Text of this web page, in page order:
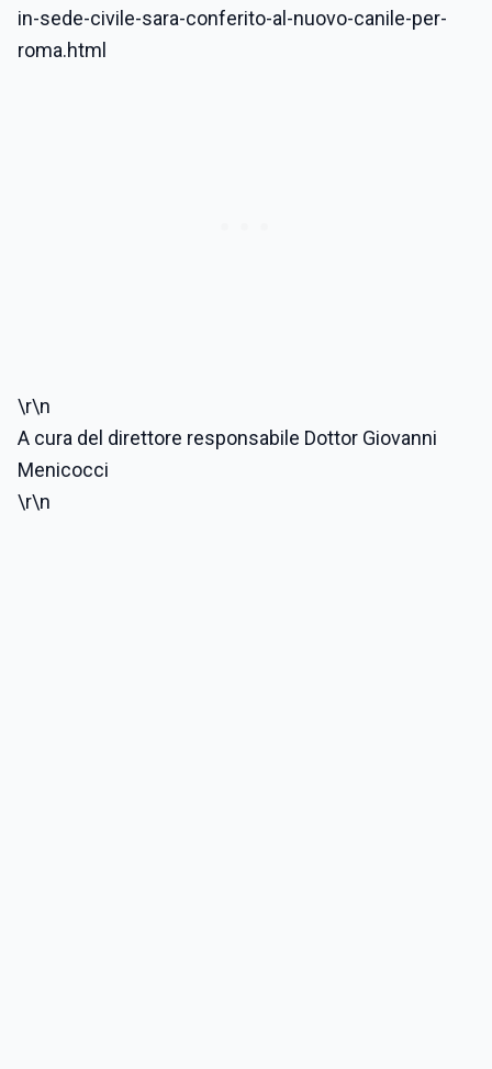
in-sede-civile-sara-conferito-al-nuovo-canile-per-
roma.html
\r\n
A cura del direttore responsabile Dottor Giovanni
Menicocci
\r\n